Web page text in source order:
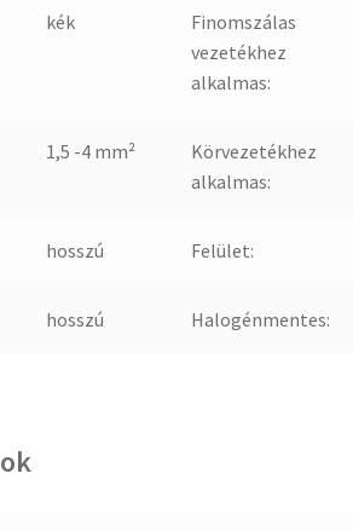
kék
Finomszálas
vezetékhez
alkalmas:
1,5 -4 mm²
Körvezetékhez
alkalmas:
hosszú Felület:
hosszú Halogénmentes: